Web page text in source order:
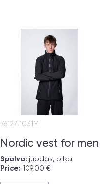
Nordic vest for men
761241031M
Spalva: juodas, pilka
Price: 109,00 €